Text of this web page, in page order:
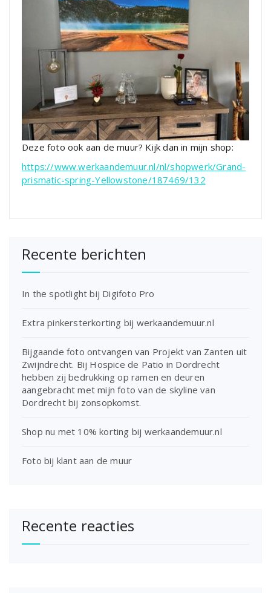
Deze foto ook aan de muur? Kijk dan in mijn shop:
https://www.werkaandemuur.nl/nl/shopwerk/Grand-
prismatic-spring-Yellowstone/187469/132
Recente berichten
In the spotlight bij Digifoto Pro
Extra pinkersterkorting bij werkaandemuur.nl
Bijgaande foto ontvangen van Projekt van Zanten uit
Zwijndrecht. Bij Hospice de Patio in Dordrecht
hebben zij bedrukking op ramen en deuren
aangebracht met mijn foto van de skyline van
Dordrecht bij zonsopkomst.
Shop nu met 10% korting bij werkaandemuur.nl
Foto bij klant aan de muur
Recente reacties